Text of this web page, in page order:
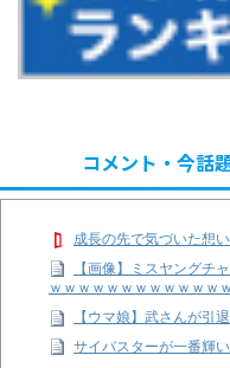
コメント・今話
成長の先で気づいた想
【画像】ミスヤングチ
ｗｗｗｗｗｗｗｗｗｗｗｗ
【ウマ娘】武さんが引
サイバスターが一番輝